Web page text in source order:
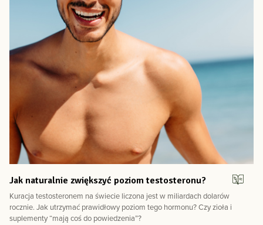
Jak naturalnie zwiększyć poziom testosteronu?
Kuracja testosteronem na świecie liczona jest w miliardach dolarów
rocznie. Jak utrzymać prawidłowy poziom tego hormonu? Czy zioła i
suplementy “mają coś do powiedzenia”?